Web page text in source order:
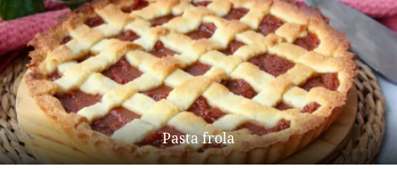
Pasta frola